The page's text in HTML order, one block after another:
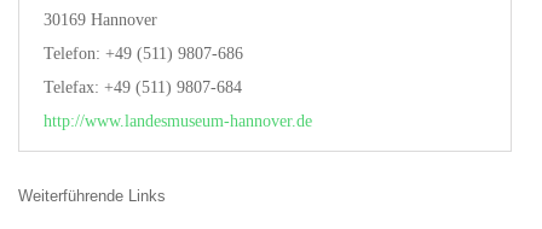
30169 Hannover
Telefon: +49 (511) 9807-686
Telefax: +49 (511) 9807-684
http://www.landesmuseum-hannover.de
Weiterführende Links